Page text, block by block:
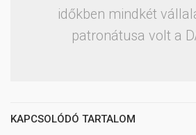
időkben mindkét
patronátusa volt a
KAPCSOLÓDÓ TARTALOM